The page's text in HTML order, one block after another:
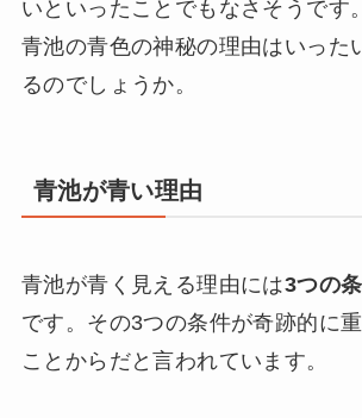
いといったことでもなさそうです
青池の青色の神秘の理由はいった
るのでしょうか。
青池が青い理由
青池が青く見える理由には3つの
です。その3つの条件が奇跡的に
ことからだと言われています。